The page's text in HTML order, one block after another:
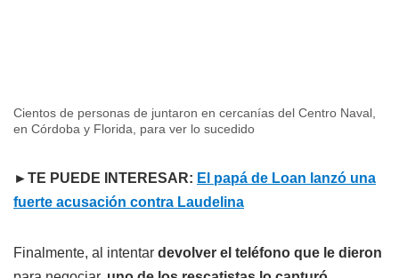
Cientos de personas de juntaron en cercanías del Centro Naval,
en Córdoba y Florida, para ver lo sucedido
►TE PUEDE INTERESAR: El papá de Loan lanzó una
fuerte acusación contra Laudelina
Finalmente, al intentar devolver el teléfono que le dieron